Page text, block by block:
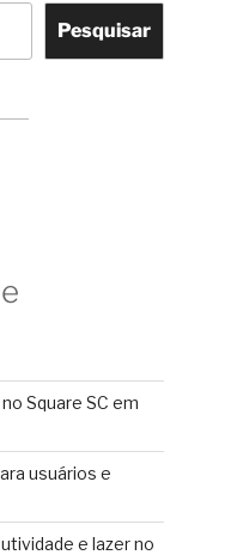
Pesquisar
Square SC em
usuários e
e lazer no